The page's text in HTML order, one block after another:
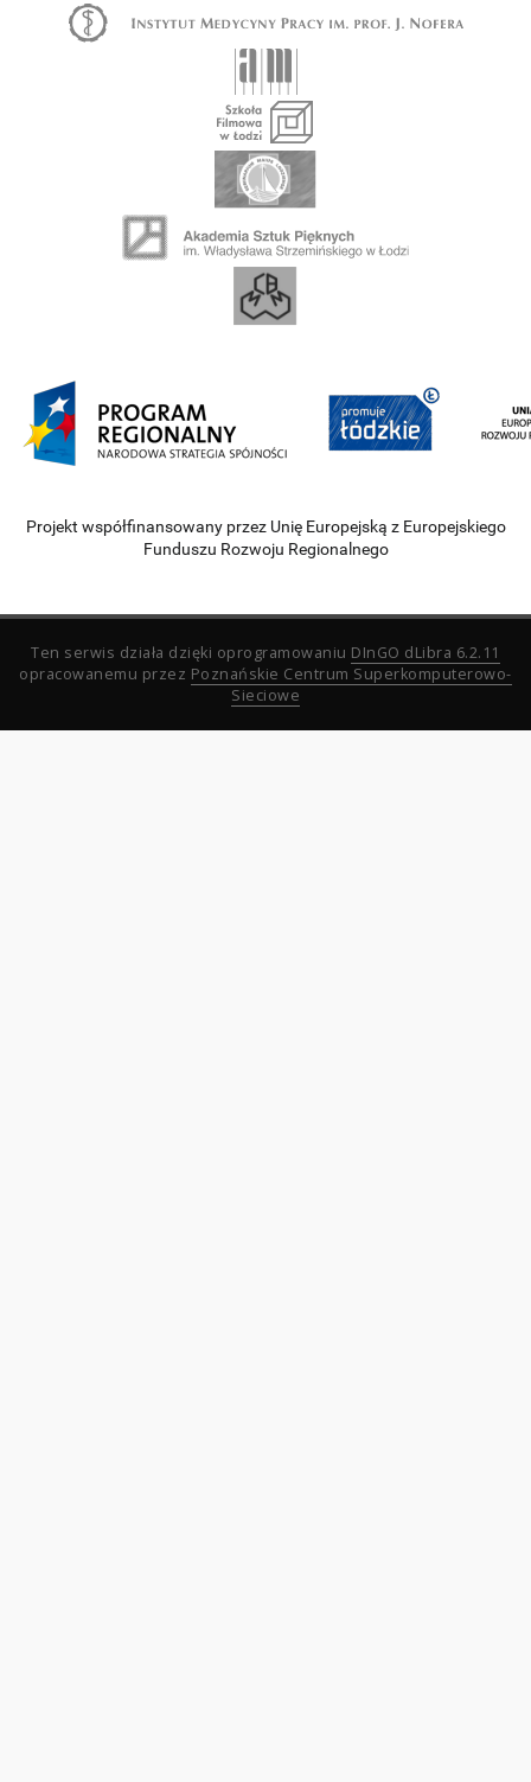
Projekt współfinansowany przez Unię Europejską z Europejskiego
Funduszu Rozwoju Regionalnego
Ten serwis działa dzięki oprogramowaniu DInGO dLibra 6.2.11
opracowanemu przez Poznańskie Centrum Superkomputerowo-
Sieciowe